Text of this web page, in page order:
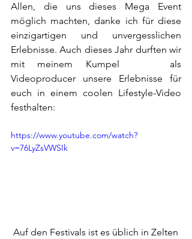
Allen, die uns dieses Mega Event
möglich machten, danke ich für diese
einzigartigen und unvergesslichen
Erlebnisse. Auch dieses Jahr durften wir
mit meinem Kumpel
als
Videoproducer unsere Erlebnisse für
euch in einem coolen Lifestyle-Video
festhalten:
https://www.youtube.com/watch?
v=76LyZsVWSIk